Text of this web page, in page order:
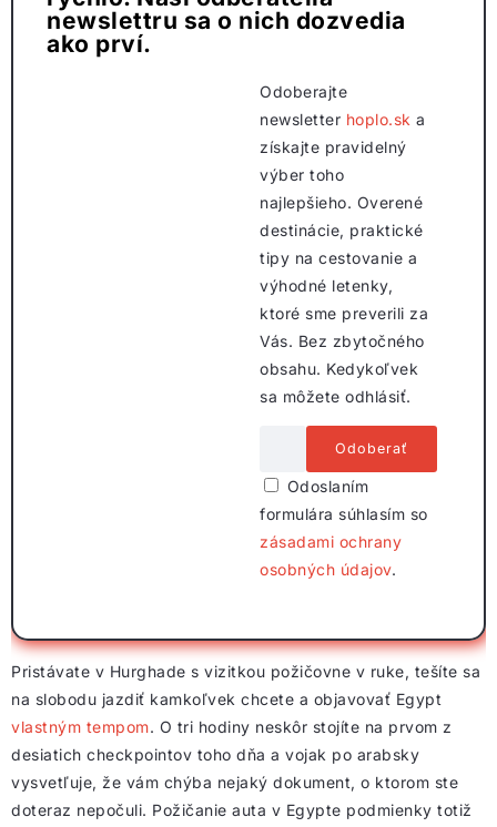
newslettru sa o nich dozvedia
ako prví.
Odoberajte
newsletter hoplo.sk a
získajte pravidelný
výber toho
najlepšieho. Overené
destinácie, praktické
tipy na cestovanie a
výhodné letenky,
ktoré sme preverili za
Vás. Bez zbytočného
obsahu. Kedykoľvek
sa môžete odhlásiť.
Odoslaním
formulára súhlasím so
zásadami ochrany
osobných údajov.
Pristávate v Hurghade s vizitkou požičovne v ruke, tešíte sa
na slobodu jazdiť kamkoľvek chcete a objavovať Egypt
vlastným tempom. O tri hodiny neskôr stojíte na prvom z
desiatich checkpointov toho dňa a vojak po arabsky
vysvetľuje, že vám chýba nejaký dokument, o ktorom ste
doteraz nepočuli. Požičanie auta v Egypte podmienky totiž